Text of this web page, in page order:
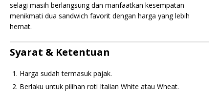
selagi masih berlangsung dan manfaatkan kesempatan
menikmati dua sandwich favorit dengan harga yang lebih
hemat.
Syarat & Ketentuan
Harga sudah termasuk pajak.
Berlaku untuk pilihan roti Italian White atau Wheat.